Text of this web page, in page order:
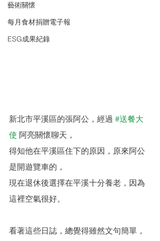
藝術關懷
每月食材捐贈電子報
ESG成果紀錄
新北市平溪區的張阿公，經過 #送餐大
使 阿亮關懷聊天，
得知他在平溪區住下的原因，原來阿公
是開遊覽車的，
現在退休後選擇在平溪十分養老，因為
這裡空氣很好。
看著這些日誌，總覺得雖然文句簡單，